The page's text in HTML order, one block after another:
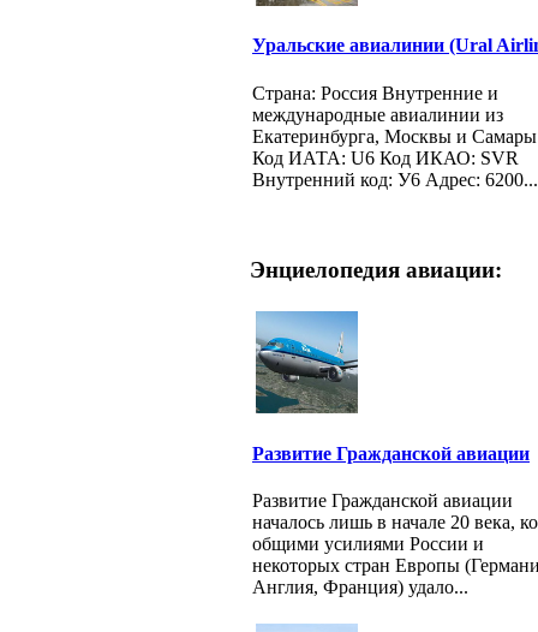
Уральские авиалинии (Ural
Страна: Россия Внутренние и
международные авиалинии из
Екатеринбурга, Москвы и Самары
Код ИАТА: U6 Код ИКАО: SVR
Внутренний код: У6 Адрес: 6200...
Энциелопедия авиации:
Развитие Гражданской авиации
Развитие Гражданской авиации
началось лишь в начале 20 века,
общими усилиями России и
некоторых стран Европы
Англия, Франция) удало...